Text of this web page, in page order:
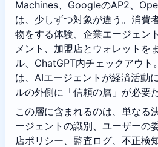
Machines、GoogleのAP2、
は、少しずつ対象が違う。消費
物をする体験、企業エージェン
メント、加盟店とウォレットを
ル、ChatGPT内チェックアウト
は、AIエージェントが経済活動
ルの外側に「信頼の層」が必要
この層に含まれるのは、単なる
ージェントの識別、ユーザーの
店ポリシー、監査ログ、不正検